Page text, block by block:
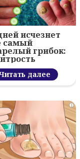
исчезнет
самый
грибок:
далее
i